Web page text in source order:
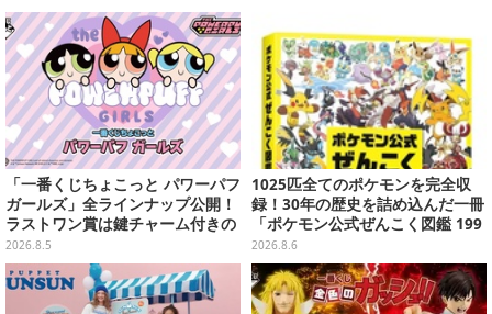
「一番くじちょこっと パワーパフ
ガールズ」全ラインナップ公開！
ラストワン賞は鍵チャーム付きの
シール帳スペシャルセットを用意
2026.8.5
1025匹全てのポケモンを完全収
録！30年の歴史を詰め込んだ一冊
「ポケモン公式ぜんこく図鑑 199
6-2026」が大ボリューム
2026.8.6